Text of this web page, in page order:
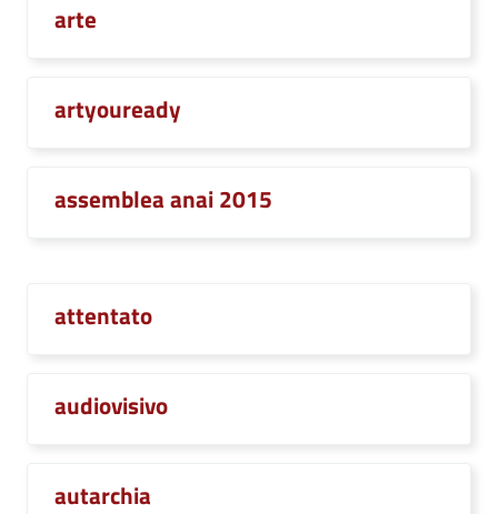
arte
artyouready
assemblea anai 2015
attentato
audiovisivo
autarchia